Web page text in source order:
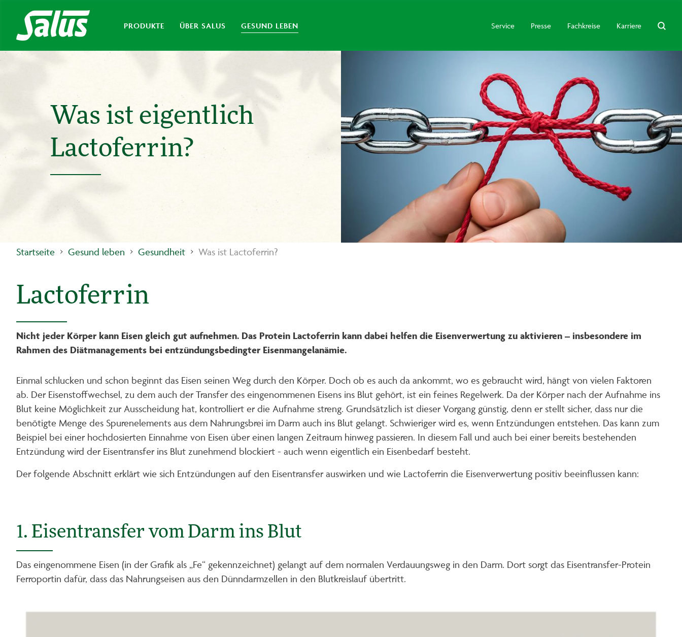
PRODUKTE ÜBER SALUS GESUND LEBEN Service Presse Fachkreise Karriere
Was ist eigentlich
Lactoferrin?
Startseite Gesund leben Gesundheit Was ist Lactoferrin?
Lactoferrin
Nicht jeder Körper kann Eisen gleich gut aufnehmen. Das Protein Lactoferrin kann dabei helfen die Eisenverwertung zu aktivieren – insbesondere im
Rahmen des Diätmanagements bei entzündungsbedingter Eisenmangelanämie.
Einmal schlucken und schon beginnt das Eisen seinen Weg durch den Körper. Doch ob es auch da ankommt, wo es gebraucht wird, hängt von vielen Faktoren
ab. Der Eisenstoffwechsel, zu dem auch der Transfer des eingenommenen Eisens ins Blut gehört, ist ein feines Regelwerk. Da der Körper nach der Aufnahme ins
Blut keine Möglichkeit zur Ausscheidung hat, kontrolliert er die Aufnahme streng. Grundsätzlich ist dieser Vorgang günstig, denn er stellt sicher, dass nur die
benötigte Menge des Spurenelements aus dem Nahrungsbrei im Darm auch ins Blut gelangt. Schwieriger wird es, wenn Entzündungen entstehen. Das kann zum
Beispiel bei einer hochdosierten Einnahme von Eisen über einen langen Zeitraum hinweg passieren. In diesem Fall und auch bei einer bereits bestehenden
Entzündung wird der Eisentransfer ins Blut zunehmend blockiert - auch wenn eigentlich ein Eisenbedarf besteht.
Der folgende Abschnitt erklärt wie sich Entzündungen auf den Eisentransfer auswirken und wie Lactoferrin die Eisenverwertung positiv beeinflussen kann:
1. Eisentransfer vom Darm ins Blut
Das eingenommene Eisen (in der Grafik als „Fe“ gekennzeichnet) gelangt auf dem normalen Verdauungsweg in den Darm. Dort sorgt das Eisentransfer-Protein
Ferroportin dafür, dass das Nahrungseisen aus den Dünndarmzellen in den Blutkreislauf übertritt.